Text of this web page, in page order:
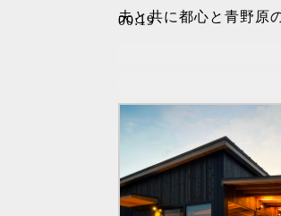
00:19
夫と共に都心と青野原